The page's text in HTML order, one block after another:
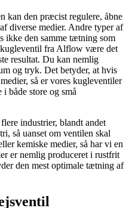
kan den præcist regulere, åbne
diverse medier. Andre typer af
ikke den samme tætning som
fra Alflow være det
resultat. Du kan nemlig
og tryk. Det betyder, at hvis
så er vores kugleventiler
både store og små
industrier, blandt andet
så uanset om ventilen skal
kemiske medier, så har vi en
er nemlig produceret i rustfrit
den mest optimale tætning af